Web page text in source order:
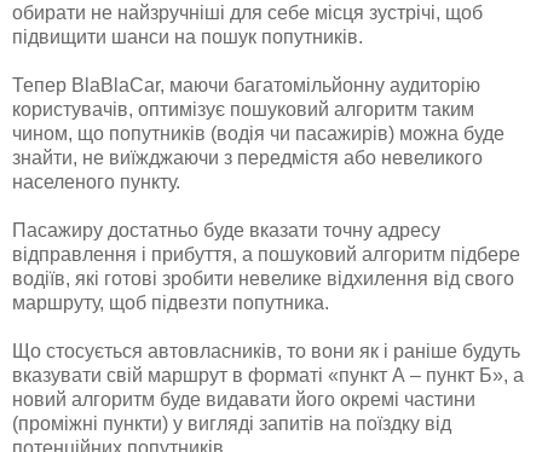
обирати не найзручніші для себе місця зустрічі, щоб
підвищити шанси на пошук попутників.
Тепер BlaBlaCar, маючи багатомільйонну аудиторію
користувачів, оптимізує пошуковий алгоритм таким
чином, що попутників (водія чи пасажирів) можна буде
знайти, не виїжджаючи з передмістя або невеликого
населеного пункту.
Пасажиру достатньо буде вказати точну адресу
відправлення і прибуття, а пошуковий алгоритм підбере
водіїв, які готові зробити невелике відхилення від свого
маршруту, щоб підвезти попутника.
Що стосується автовласників, то вони як і раніше будуть
вказувати свій маршрут в форматі «пункт А – пункт Б», а
новий алгоритм буде видавати його окремі частини
(проміжні пункти) у вигляді запитів на поїздку від
потенційних попутників.